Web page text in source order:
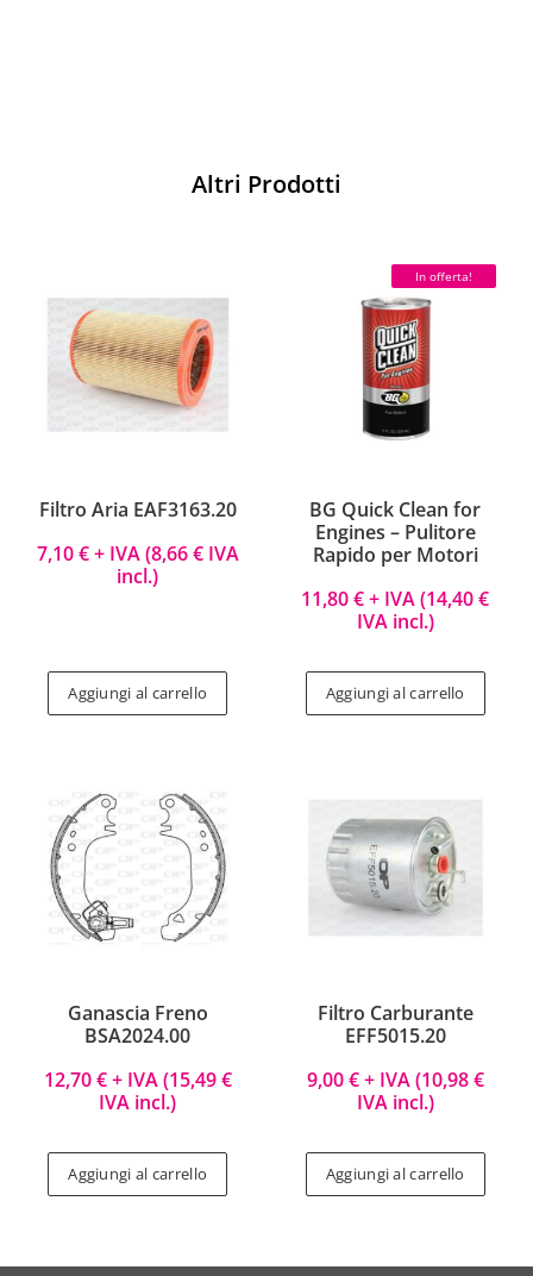
Altri Prodotti
Filtro Aria EAF3163.20
7,10€+ IVA (8,66€IVA
incl.)
Aggiungi al carrello
In offerta!
BG Quick Clean for
Engines – Pulitore
Rapido per Motori
11,80€+ IVA (14,40€
IVA incl.)
Aggiungi al carrello
Ganascia Freno
BSA2024.00
12,70€+ IVA (15,49€
IVA incl.)
Aggiungi al carrello
Filtro Carburante
EFF5015.20
9,00€+ IVA (10,98€
IVA incl.)
Aggiungi al carrello